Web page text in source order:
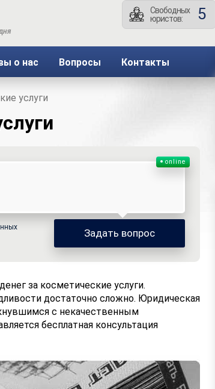
Свободных
юристов:
2
о нас Вопросы Контакты
услуги
online
Задать вопрос
за косметические услуги.
достаточно сложно. Юридическая
с некачественным
бесплатная консультация